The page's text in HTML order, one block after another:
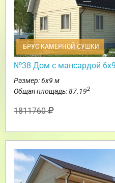
БРУС КАМЕРНОЙ СУШКИ
№38 Дом с мансардой 6х9
Размер: 6х9 м
Общая площадь: 87.192
1811760